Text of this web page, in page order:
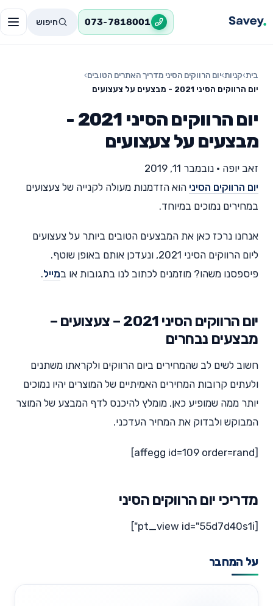
073-7818001 חיפוש
בית›קניות›יום הרווקים הסיני מדריך האתרים הטובים›
יום הרווקים הסיני 2021 - מבצעים על צעצועים
יום הרווקים הסיני 2021 -
מבצעים על צעצועים
זאב יופה • נובמבר 11, 2019
יום הרווקים הסיני הוא הזדמנות מעולה לקנייה של צעצועים
במחירים נמוכים במיוחד.
אנחנו נרכז כאן את המבצעים הטובים ביותר על צעצועים
ליום הרווקים הסיני 2021, ונעדכן אותם באופן שוטף.
פיספסנו משהו? מוזמנים לכתוב לנו בתגובות או במייל.
יום הרווקים הסיני 2021 – צעצועים –
מבצעים נבחרים
חשוב לשים לב שהמחירים ביום הרווקים ולקראתו משתנים
ולעתים קרובות המחירים האמיתיים של המוצרים יהיו נמוכים
יותר ממה שמופיע כאן. מומלץ להיכנס לדף המבצע של המוצר
המבוקש ולבדוק את המחיר העדכני.
[affegg id=109 order=rand]
מדריכי יום הרווקים הסיני
[pt_view id="55d7d40s1i"]
על המחבר